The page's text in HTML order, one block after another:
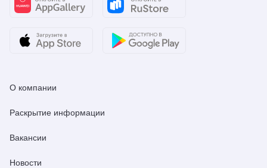
О компании
Раскрытие информации
Вакансии
Новости